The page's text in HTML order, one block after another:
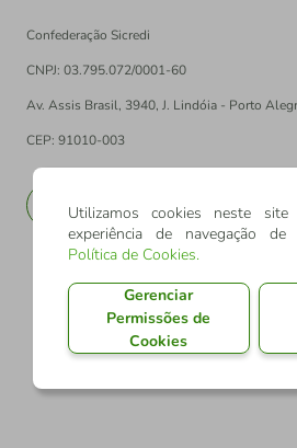
Confederação Sicredi
CNPJ: 03.795.072/0001-60
Av. Assis Brasil, 3940, J. Lindóia - Porto
CEP: 91010-003
EN
Utilizamos cookies neste
experiência de navegação
Política de Cookies.
Gerenciar
Permissões de
Cookies